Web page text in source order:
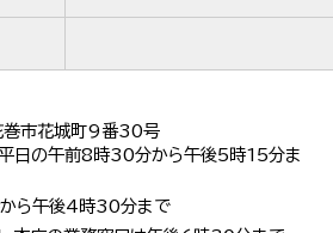
市花城町9番30号
日の午前8時30分から午後5時15分ま
から午後4時30分まで